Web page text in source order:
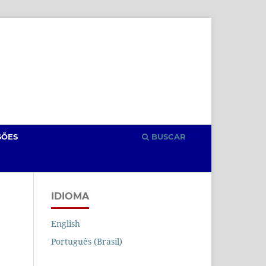
BUSCAR
IDIOMA
English
Português (Brasil)